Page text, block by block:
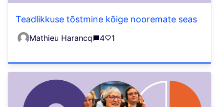
Teadlikkuse tõstmine kõige nooremate seas
Mathieu Harancq 4 1